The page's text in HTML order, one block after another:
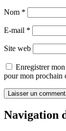
Nom *
E-mail *
Site web
Enregistrer
pour mon prochain
Navigation